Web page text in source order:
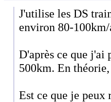
J'utilise les DS
environ 80-
D'après ce que j'ai
500km. En
Est ce que je peux